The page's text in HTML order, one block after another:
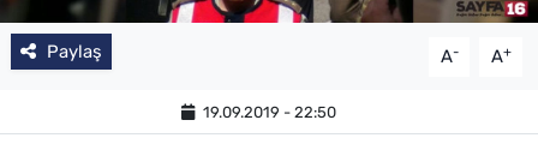
Paylaş A- A+
19.09.2019 - 22:50